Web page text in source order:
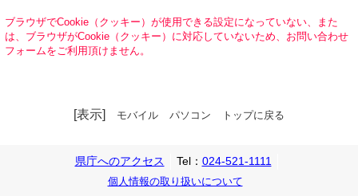
ブラウザでCookie（クッキー）が使用できる設定になっていない、また
は、ブラウザがCookie（クッキー）に対応していないため、お問い合わせ
フォームをご利用頂けません。
[表示] モバイル パソコン トップに戻る
県庁へのアクセス Tel： 024-521-1111
個人情報の取り扱いについて